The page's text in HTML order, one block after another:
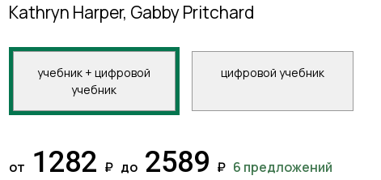
Kathryn Harper, Gabby Pritchard
учебник + цифровой
учебник
цифровой учебник
от 1282 ₽ до 2589 ₽ 6 предложений